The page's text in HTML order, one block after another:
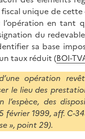
unique de
en tant
du
sa base
taux réduit (BOI-
opération
le lieu des
des
février 1999, aff. C-
», point 29).